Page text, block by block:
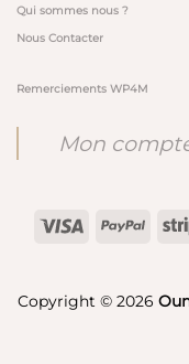
Qui sommes nous ?
Nous Contacter
Remerciements WP4M
Mon
Visa
Copyright © 2026